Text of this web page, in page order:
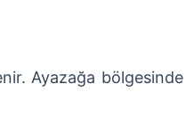
Ayazağa bölgesinde